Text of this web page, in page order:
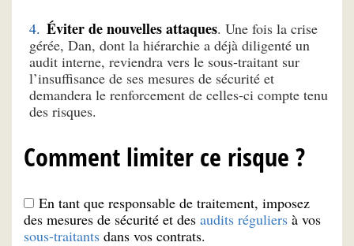
Éviter de nouvelles attaques. Une fois la crise
gérée, Dan, dont la hiérarchie a déjà diligenté un
audit interne, reviendra vers le sous-traitant sur
l’insuffisance de ses mesures de sécurité et
demandera le renforcement de celles-ci compte tenu
des risques.
Comment limiter ce risque ?
En tant que responsable de traitement, imposez
des mesures de sécurité et des audits réguliers à vos
sous-traitants dans vos contrats.